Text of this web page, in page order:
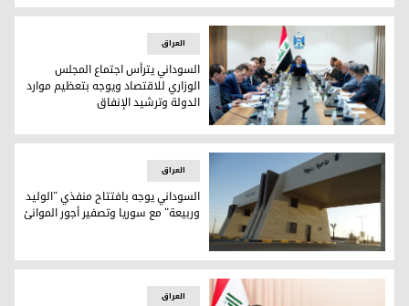
السوداني يرفض إعلاناً يُظهر "الجواهري" خادماً، ويأمر بملاحقة
السوداني يترأس اجتماع المجلس الوزاري للاقتصاد ويوجه
العراق
السوداني يترأس اجتماع المجلس
الوزاري للاقتصاد ويوجه بتعظيم موارد
الدولة وترشيد الإنفاق
السوداني يوجه بافتتاح منفذي "الوليد وربيعة" مع سوريا
العراق
السوداني يوجه بافتتاح منفذي "الوليد
وربيعة" مع سوريا وتصفير أجور الموانئ
العراق